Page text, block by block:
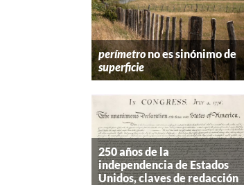
perímetrono es sinónimo de
superficie
250 años de la
independencia de Estados
Unidos, claves de redacción